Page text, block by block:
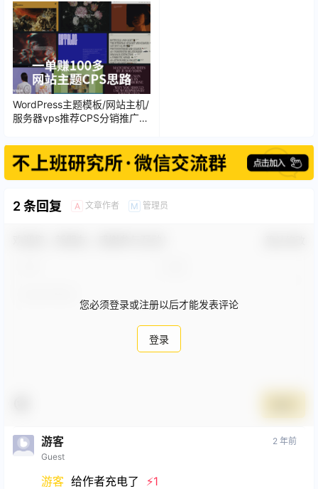
WordPress主题模板/网站主机/
服务器vps推荐CPS分销推广赚
2 条回复 A 文章作者 M 管理员
您必须登录或注册以后才能发表评论
登录
游客
Guest
2 年前
游客 给作者充电了 ⚡️1